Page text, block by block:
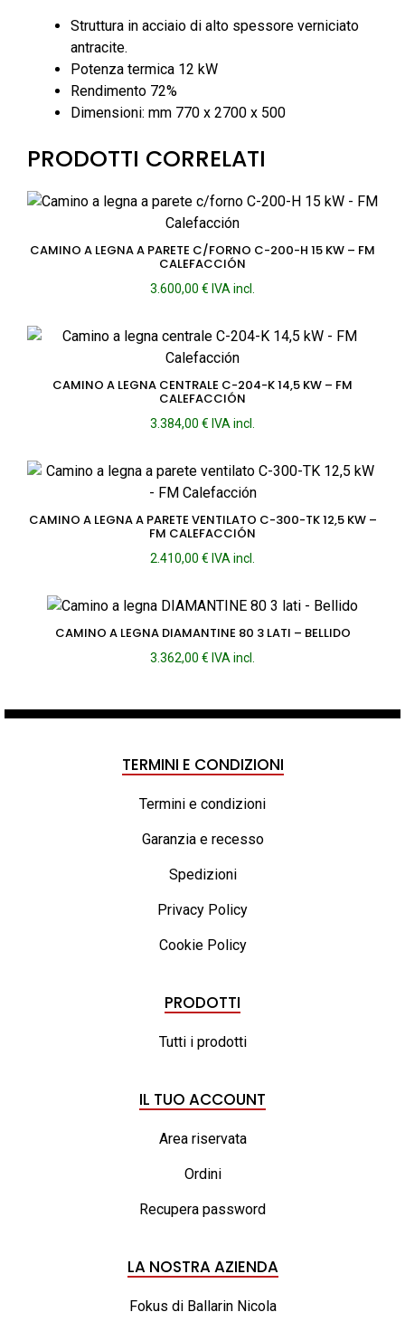
Struttura in acciaio di alto spessore verniciato
antracite.
Potenza termica 12 kW
Rendimento 72%
Dimensioni: mm 770 x 2700 x 500
PRODOTTI CORRELATI
CAMINO A LEGNA A PARETE C/FORNO C-200-H 15 KW – FM
CALEFACCIÓN
3.600,00 € IVA incl.
CAMINO A LEGNA CENTRALE C-204-K 14,5 KW – FM
CALEFACCIÓN
3.384,00 € IVA incl.
CAMINO A LEGNA A PARETE VENTILATO C-300-TK 12,5 KW –
FM CALEFACCIÓN
2.410,00 € IVA incl.
CAMINO A LEGNA DIAMANTINE 80 3 LATI – BELLIDO
3.362,00 € IVA incl.
TERMINI E CONDIZIONI
Termini e condizioni
Garanzia e recesso
Spedizioni
Privacy Policy
Cookie Policy
PRODOTTI
Tutti i prodotti
IL TUO ACCOUNT
Area riservata
Ordini
Recupera password
LA NOSTRA AZIENDA
Fokus di Ballarin Nicola